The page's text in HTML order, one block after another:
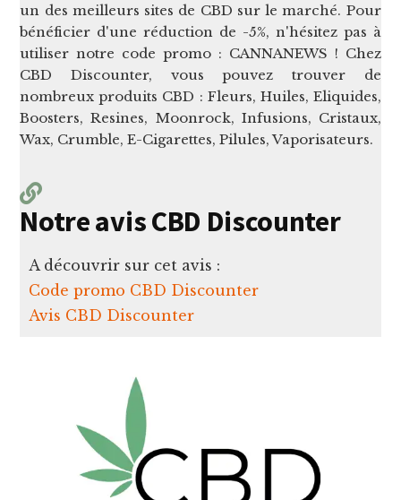
un des meilleurs sites de CBD sur le marché. Pour
bénéficier d'une réduction de -5%, n'hésitez pas à
utiliser notre code promo : CANNANEWS ! Chez
CBD Discounter, vous pouvez trouver de
nombreux produits CBD : Fleurs, Huiles, Eliquides,
Boosters, Resines, Moonrock, Infusions, Cristaux,
Wax, Crumble, E-Cigarettes, Pilules, Vaporisateurs.
Notre avis CBD Discounter
A découvrir sur cet avis :
Code promo CBD Discounter
Avis CBD Discounter